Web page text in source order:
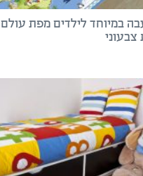
במיוחד לילדים מפת עולם
צבעוני